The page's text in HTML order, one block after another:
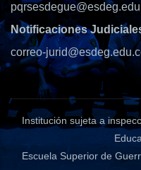
Notificaciones
correo-
Institución sujeta a
Escuela Superior de